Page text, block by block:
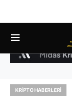
KRIPTO HABERLERI